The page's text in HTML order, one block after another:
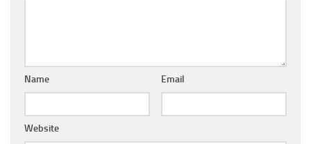
Name Email
Website